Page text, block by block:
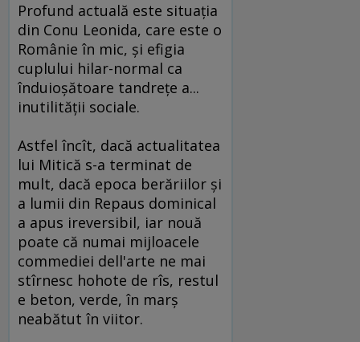
Profund actuală este situaţia
din Conu Leonida, care este o
Românie în mic, şi efigia
cuplului hilar-normal ca
înduioşătoare tandreţe a...
inutilităţii sociale.
Astfel încît, dacă actualitatea
lui Mitică s-a terminat de
mult, dacă epoca berăriilor şi
a lumii din Repaus dominical
a apus ireversibil, iar nouă
poate că numai mijloacele
commediei dell'arte ne mai
stîrnesc hohote de rîs, restul
e beton, verde, în marş
neabătut în viitor.